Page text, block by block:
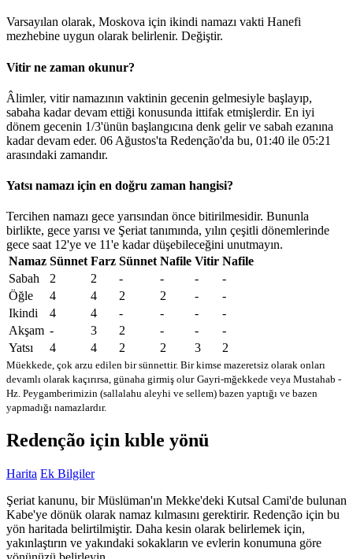
Varsayılan olarak, Moskova için ikindi namazı vakti Hanefi
mezhebine uygun olarak belirlenir. Değiştir.
Vitir ne zaman okunur?
Âlimler, vitir namazının vaktinin gecenin gelmesiyle başlayıp,
sabaha kadar devam ettiği konusunda ittifak etmişlerdir. En iyi
dönem gecenin 1/3'ünün başlangıcına denk gelir ve sabah ezanına
kadar devam eder. 06 Ağustos'ta Redenção'da bu, 01:40 ile 05:21
arasındaki zamandır.
Yatsı namazı için en doğru zaman hangisi?
Tercihen namazı gece yarısından önce bitirilmesidir. Bununla
birlikte, gece yarısı ve Şeriat tanımında, yılın çeşitli dönemlerinde
gece saat 12'ye ve 11'e kadar düşebileceğini unutmayın.
Namaz Sünnet Farz Sünnet Nafile Vitir Nafile
Sabah
2 2 - - -
-
Öğle
4 4 2 2 -
-
Ikindi
4 4 - - -
-
Akşam - 3 2 - -
-
Yatsı
4 4 2 2 3 2
Müekkede, çok arzu edilen bir sünnettir. Bir kimse mazeretsiz olarak onları
devamlı olarak kaçırırsa, günaha girmiş olur Gayri-mğekkede veya Mustahab -
Hz. Peygamberimizin (sallalahu aleyhi ve sellem) bazen yaptığı ve bazen
yapmadığı namazlardır.
Redenção için kıble yönü
Harita Ek Bilgiler
Şeriat kanunu, bir Müslüman'ın Mekke'deki Kutsal Cami'de bulunan
Kabe'ye dönük olarak namaz kılmasını gerektirir. Redenção için bu
yön haritada belirtilmiştir. Daha kesin olarak belirlemek için,
yakınlaştırın ve yakındaki sokakların ve evlerin konumuna göre